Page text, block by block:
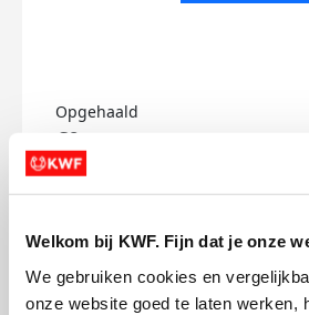
Welkom bij KWF. Fijn dat je onze
We gebruiken cookies en
onze website goed te laten werken,
Opgehaald
€0
Doneer
Vincent's